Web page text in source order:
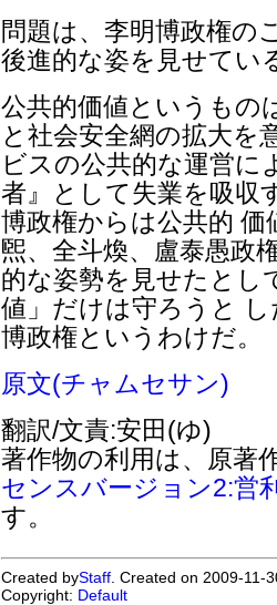
問題は、李明博政権の
後進的な姿を見せてい
公共的価値というもの
と社会安全網の拡大を
ビスの公共的な運営に
者』として失業を吸収
博政権からは公共的
煕、全斗煥、盧泰愚政
的な姿勢を見せたとし
値」だけは守ろうと
博政権というわけだ。
原文(チャムセサン)
翻訳/文責:安田(ゆ)
著作物の利用は、原著
センスバージョン2:営
す。
Created byStaff . Created on 2009-
Copyright: Default